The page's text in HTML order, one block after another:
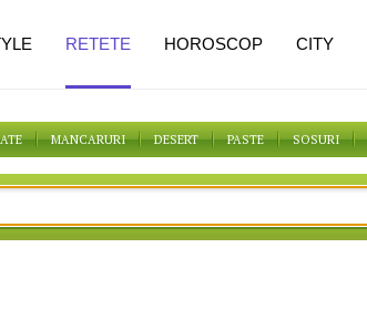
MANCARURI DESERT PASTE SOSURI
RETETE HOROSCOP CITY